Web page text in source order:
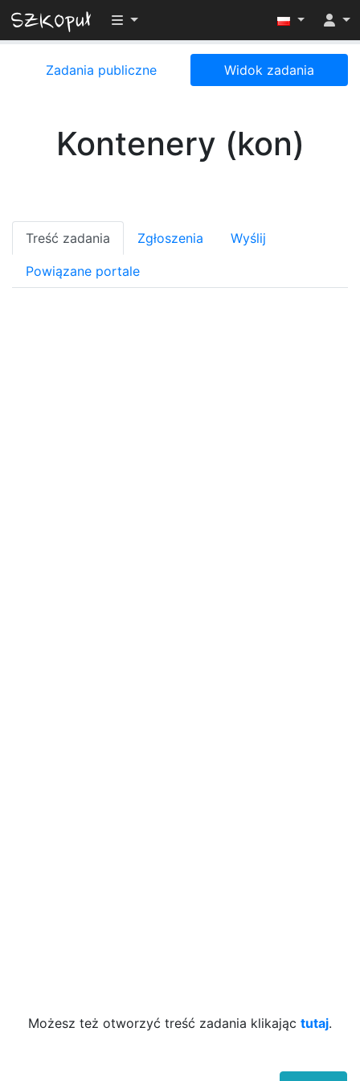
Przełącz widoczność menu
Zadania publiczne Widok zadania
Kontenery (kon)
Treść zadania Zgłoszenia Wyślij
Powiązane portale
Możesz też otworzyć treść zadania klikając tutaj.